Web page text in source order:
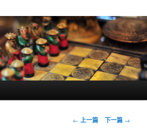
文
← 上一篇 下一篇 →